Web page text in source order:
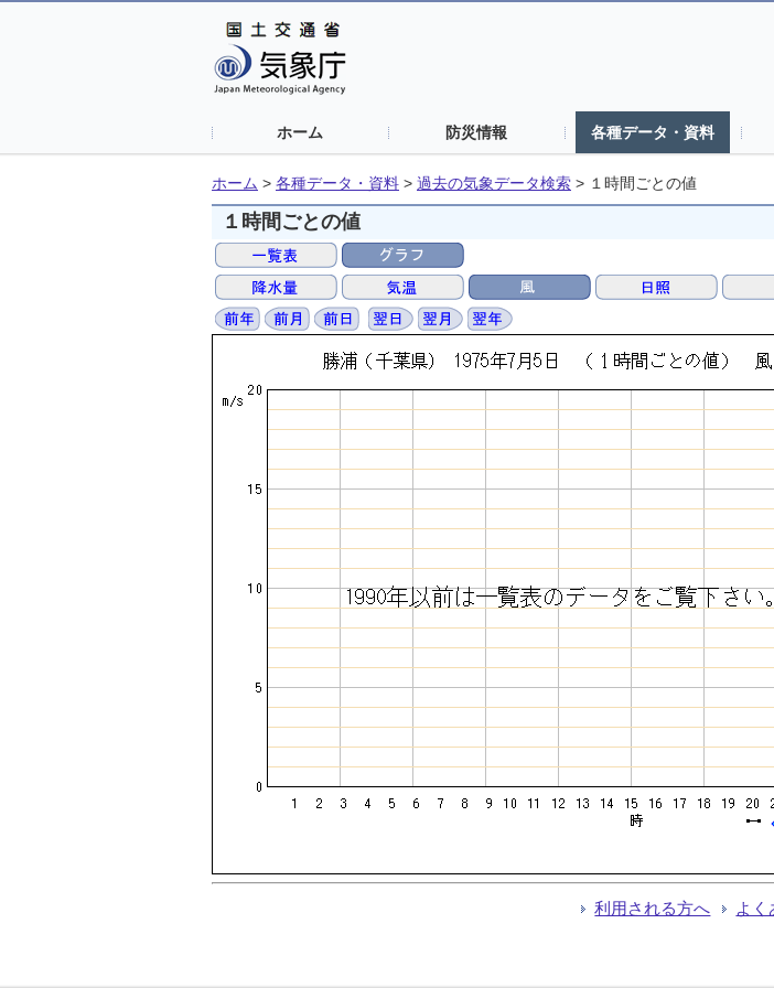
ホーム 防災情報 各種データ・資料
ホーム > 各種データ・資料 > 過去の気象データ検索 > １時間ごとの値
１時間ごとの値
利用される方へ よく